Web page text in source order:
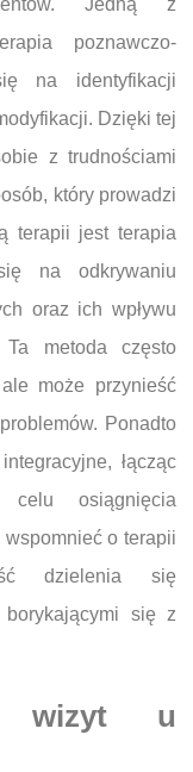
poznawczo-
na identyfikacji
Dzięki tej
z trudnościami
który prowadzi
terapii jest terapia
na odkrywaniu
oraz ich wpływu
metoda często
może przynieść
Ponadto
łącząc
osiągnięcia
o terapii
dzielenia się
się z
wizyt u